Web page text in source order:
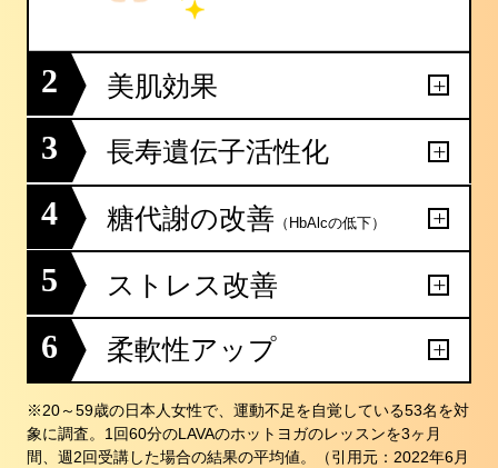
2 美肌効果
3 長寿遺伝子活性化
4 糖代謝の改善 （HbAlcの低下）
5 ストレス改善
6 柔軟性アップ
※20～59歳の日本人女性で、運動不足を自覚している53名を対
象に調査。1回60分のLAVAのホットヨガのレッスンを3ヶ月
間、週2回受講した場合の結果の平均値。（引用元：2022年6月